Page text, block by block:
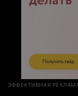
ЭФФЕКТИВНАЯ